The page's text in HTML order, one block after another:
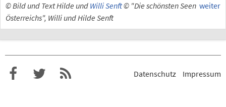
© Bild und Text Hilde und Willi Senft weiter
© "Die schönsten Seen
Österreichs", Willi und Hilde Senft
Datenschutz Impressum